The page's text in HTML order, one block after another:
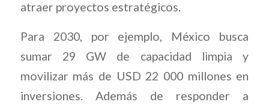
atraer proyectos estratégicos.
Para 2030, por ejemplo, México busca
sumar 29 GW de capacidad limpia y
movilizar más de USD 22 000 millones en
inversiones. Además de responder a